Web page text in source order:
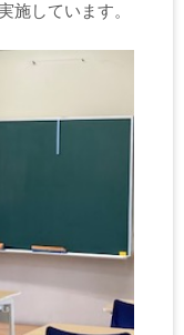
施しています。